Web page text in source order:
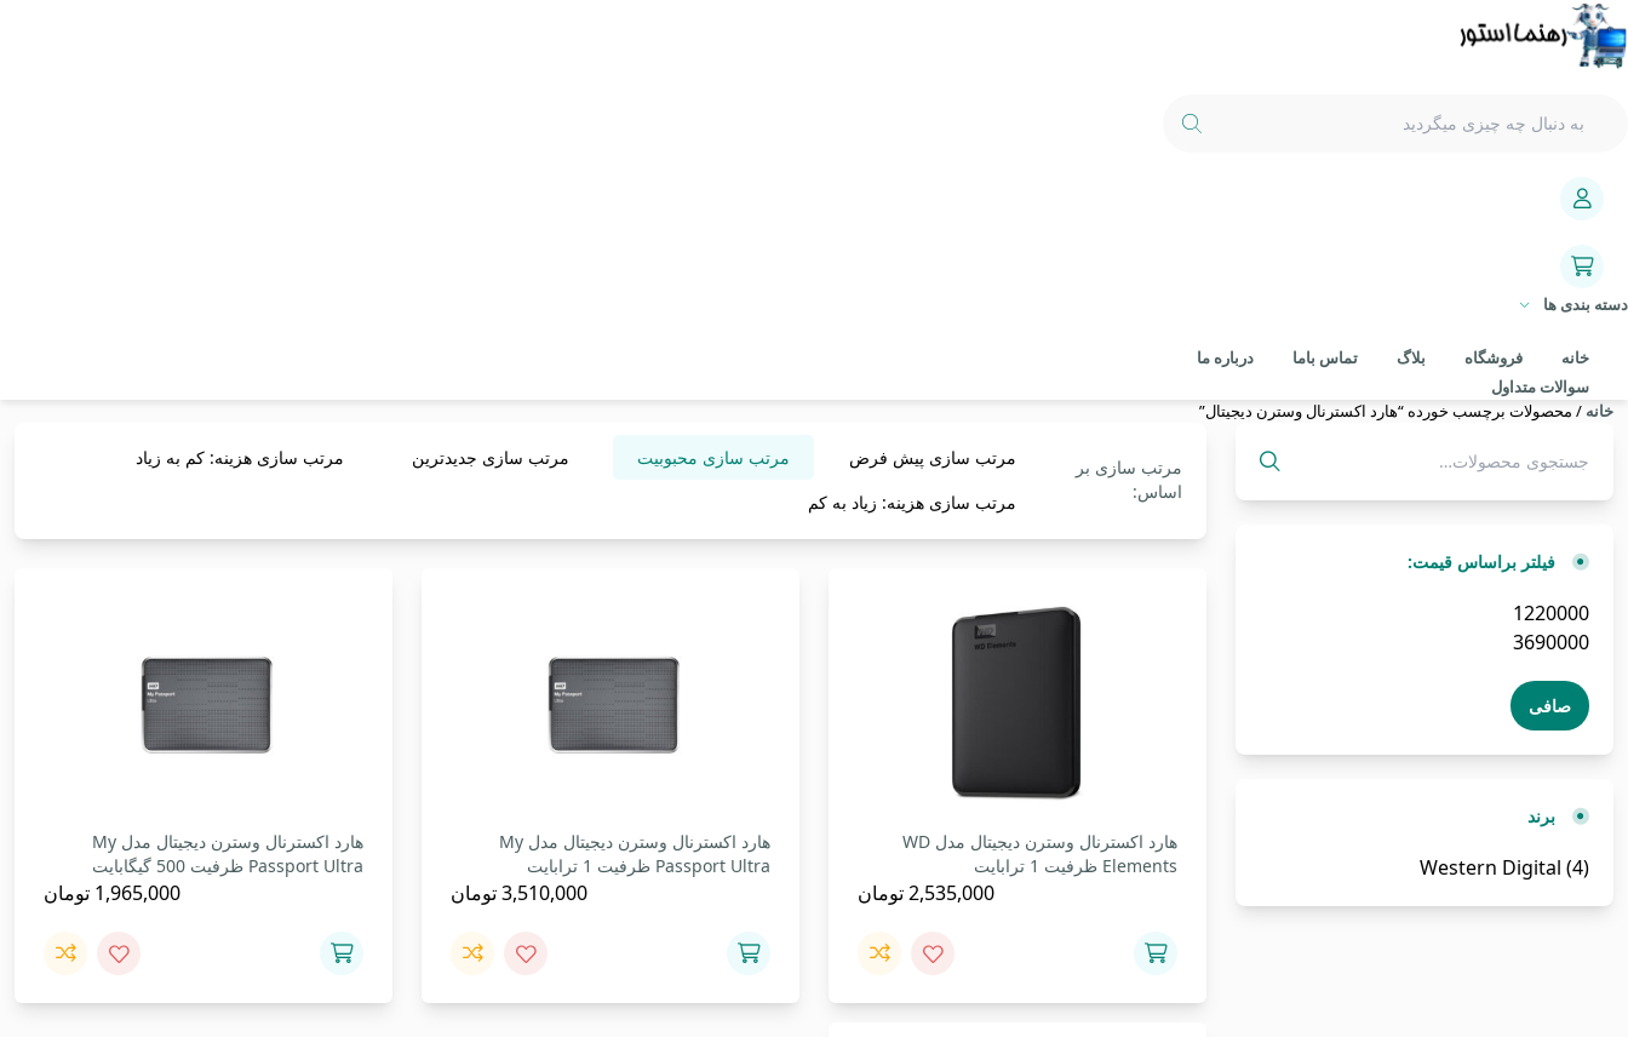
دسته بندی ها
خانه فروشگاه بلاگ تماس باما
درباره ما
سوالات متداول
خانه / محصولات برچسب خورده “هارد اکسترنال وسترن دیجیتال”
جستجو
برای:
فیلتر براساس قیمت:
حداقل
قیمت
صافی
برند
Western Digital (4)
مرتب سازی بر
اساس:
مرتب سازی پیش فرض مرتب سازی محبوبیت مرتب سازی جدیدترین
مرتب سازی هزینه: کم به زیاد
مرتب سازی هزینه: زیاد به کم
هارد اکسترنال وسترن دیجیتال مدل WD
Elements ظرفیت 1 ترابایت
2,535,000تومان
هارد اکسترنال وسترن دیجیتال مدل My
Passport Ultra ظرفیت 1 ترابایت
3,510,000تومان
هارد اکسترنال وسترن دیجیتال مدل My
Passport Ultra ظرفیت 500 گیگابایت
1,965,000 تومان